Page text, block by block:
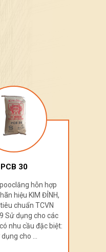
PCB 40
hỗn hợp
hiệu KIM ĐỈNH,
chuẩn TCVN
Sử dụng cho các
nhu cầu đặc biệt:
cho ...